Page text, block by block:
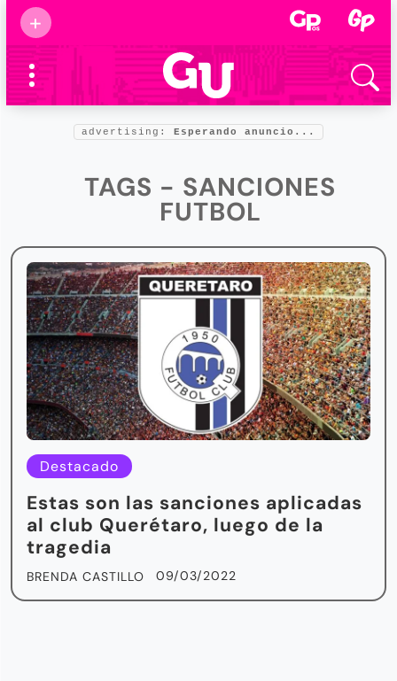
+
Supermamás
2025
Marcas de
confianza
Foro salud
advertising: Esperando anuncio...
TAGS - SANCIONES
FUTBOL
Destacado
Estas son las sanciones aplicadas
al club Querétaro, luego de la
tragedia
BRENDA CASTILLO 09/03/2022